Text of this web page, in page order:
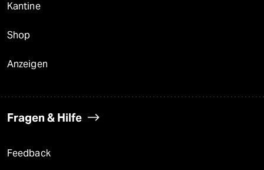
Kantine
Shop
Anzeigen
Fragen & Hilfe
Feedback